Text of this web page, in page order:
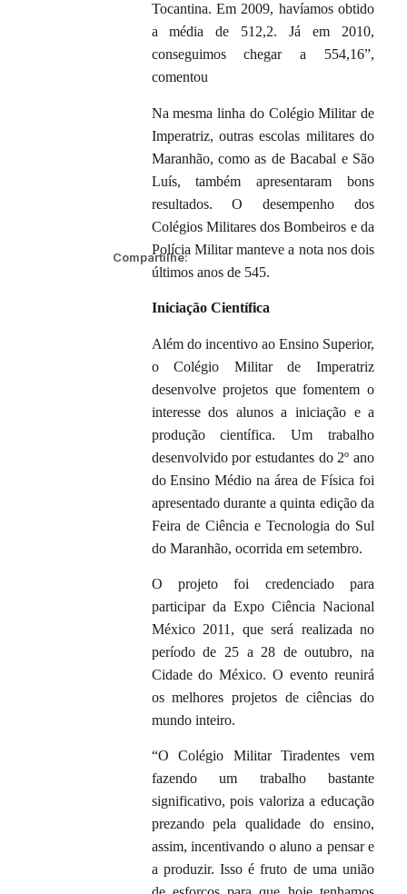
Compartilhe:
Tocantina. Em 2009, havíamos obtido
a média de 512,2. Já em 2010,
conseguimos chegar a 554,16”,
comentou
Na mesma linha do Colégio Militar de
Imperatriz, outras escolas militares do
Maranhão, como as de Bacabal e São
Luís, também apresentaram bons
resultados. O desempenho dos
Colégios Militares dos Bombeiros e da
Polícia Militar manteve a nota nos dois
últimos anos de 545.
Iniciação Científica
Além do incentivo ao Ensino Superior,
o Colégio Militar de Imperatriz
desenvolve projetos que fomentem o
interesse dos alunos a iniciação e a
produção científica. Um trabalho
desenvolvido por estudantes do 2º ano
do Ensino Médio na área de Física foi
apresentado durante a quinta edição da
Feira de Ciência e Tecnologia do Sul
do Maranhão, ocorrida em setembro.
O projeto foi credenciado para
participar da Expo Ciência Nacional
México 2011, que será realizada no
período de 25 a 28 de outubro, na
Cidade do México. O evento reunirá
os melhores projetos de ciências do
mundo inteiro.
“O Colégio Militar Tiradentes vem
fazendo um trabalho bastante
significativo, pois valoriza a educação
prezando pela qualidade do ensino,
assim, incentivando o aluno a pensar e
a produzir. Isso é fruto de uma união